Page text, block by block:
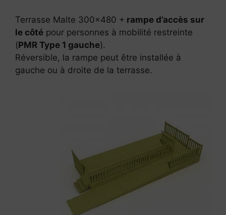
Terrasse Malte 300×480 + rampe d’accès sur
le côté pour personnes à mobilité restreinte
(PMR Type 1 gauche).
Réversible, la rampe peut être installée à
gauche ou à droite de la terrasse.